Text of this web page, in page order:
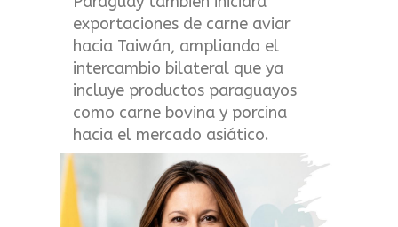
exportaciones de carne aviar
hacia Taiwán, ampliando el
intercambio bilateral que ya
incluye productos paraguayos
como carne bovina y porcina
hacia el mercado asiático.